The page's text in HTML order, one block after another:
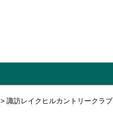
> 諏訪レイクヒルカントリークラブ